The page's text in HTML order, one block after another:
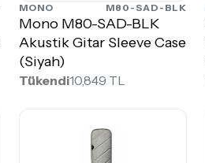
MONO M80-SAD-BLK
Mono M80-SAD-BLK
Akustik Gitar Sleeve Case
(Siyah)
Tükendi10,849 TL